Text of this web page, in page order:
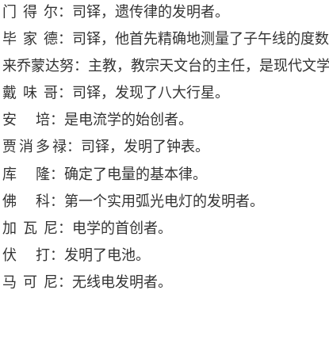
门 得 尔：司铎，遗传律的发明者。
毕 家 德：司铎，他首先精确地测量了子午线的度数
来乔蒙达努：主教，教宗天文台的主任，是现代文学
戴 味 哥：司铎，发现了八大行星。
安
培：是电流学的始创者。
贾 消 多 禄：司铎，发明了钟表。
库
隆：确定了电量的基本律。
佛
科：第一个实用弧光电灯的发明者。
加 瓦 尼：电学的首创者。
伏
打：发明了电池。
马 可 尼：无线电发明者。